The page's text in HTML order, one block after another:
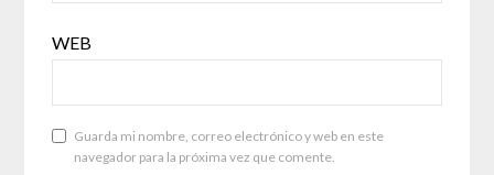
WEB
Guarda mi nombre, correo electrónico y web en este
navegador para la próxima vez que comente.